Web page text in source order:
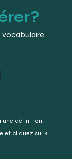
en
vocabulaire.
une définition
et cliquez sur «